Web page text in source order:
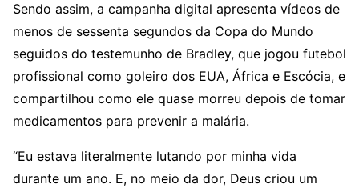
Sendo assim, a campanha digital apresenta vídeos de
menos de sessenta segundos da Copa do Mundo
seguidos do testemunho de Bradley, que jogou futebol
profissional como goleiro dos EUA, África e Escócia, e
compartilhou como ele quase morreu depois de tomar
medicamentos para prevenir a malária.
“Eu estava literalmente lutando por minha vida
durante um ano. E, no meio da dor, Deus criou um